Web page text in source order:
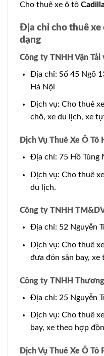
Cho thuê xe ô tô
Địa chỉ cho thuê xe
dạng
Công ty TNHH Vận Tải
Địa chỉ: Số 45 Ngõ
Hà Nội
Dịch vụ: Cho thuê
chỗ, xe du lịch, xe
Dịch Vụ Thuê Xe Ô Tô
Địa chỉ: 75 Hồ Tùng
Dịch vụ: Cho thuê
du lịch.
Công ty TNHH
Địa chỉ: 52 Nguyễn
Dịch vụ: Cho thuê
đưa đón sân bay, xe
Công ty TNHH
Địa chỉ: 25 Nguyễn
Dịch vụ: Cho thuê
bay, xe theo hợp
Dịch Vụ Thuê Xe Ô